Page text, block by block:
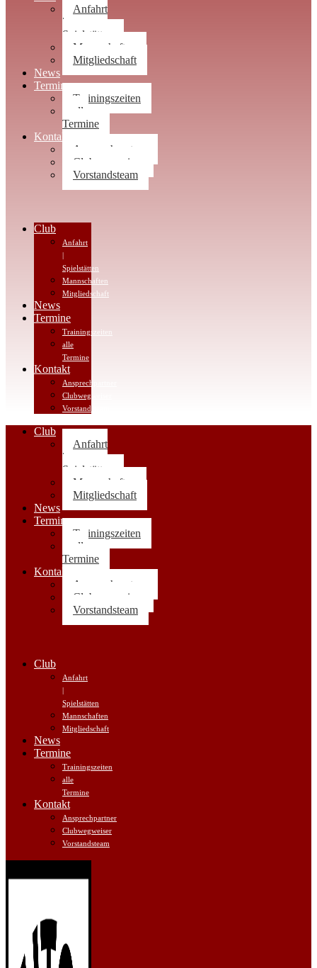
Anfahrt
|
Spielstätten
Mannschaften
Mitgliedschaft
News
Termine
Trainingszeiten
alle
Termine
Kontakt
Ansprechpartner
Clubwegweiser
Vorstandsteam
Club
Anfahrt
|
Spielstätten
Mannschaften
Mitgliedschaft
News
Termine
Trainingszeiten
alle
Termine
Kontakt
Ansprechpartner
Clubwegweiser
Vorstandsteam
Club
Anfahrt
|
Spielstätten
Mannschaften
Mitgliedschaft
News
Termine
Trainingszeiten
alle
Termine
Kontakt
Ansprechpartner
Clubwegweiser
Vorstandsteam
Club
Anfahrt
|
Spielstätten
Mannschaften
Mitgliedschaft
News
Termine
Trainingszeiten
alle
Termine
Kontakt
Ansprechpartner
Clubwegweiser
Vorstandsteam